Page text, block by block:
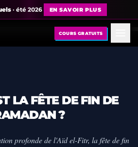
· été 2026 EN SAVOIR PLUS
COURS GRATUITS
LA FÊTE DE FIN DE
?
profonde de l'Aïd el-Fitr, la fête de fin